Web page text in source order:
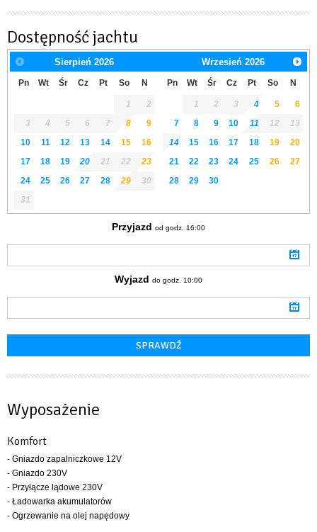
Dostępność jachtu
Sierpień 2026
Pn Wt Śr Cz Pt So N
1
2
3
4 5 6 7 8
9
10
11 12 13 14 15
16
17
18 19 20 21 22
23
24
25 26 27 28 29
30
31
Wrzesień 2026
Pn Wt Śr Cz Pt So N
1 2 3 4 5
6
7
8 9 10 11 12
13
14
15 16 17 18 19
20
21
22 23 24 25 26
27
28
29 30
Przyjazd od godz. 16:00
Wyjazd do godz. 10:00
Wyposażenie
Komfort
- Gniazdo zapalniczkowe 12V
- Gniazdo 230V
- Przyłącze lądowe 230V
- Ładowarka akumulatorów
- Ogrzewanie na olej napędowy